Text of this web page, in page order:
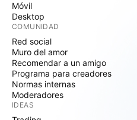
Móvil
Desktop
COMUNIDAD
Red social
Muro del amor
Recomendar a un amigo
Programa para creadores
Normas internas
Moderadores
IDEAS